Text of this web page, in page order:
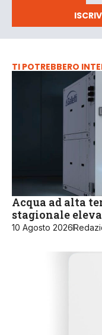
TI POTREBBERO
Acqua ad alta
stagionale
10 Agosto 2026